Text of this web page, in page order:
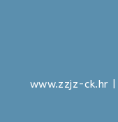
www.zzjz-ck.hr